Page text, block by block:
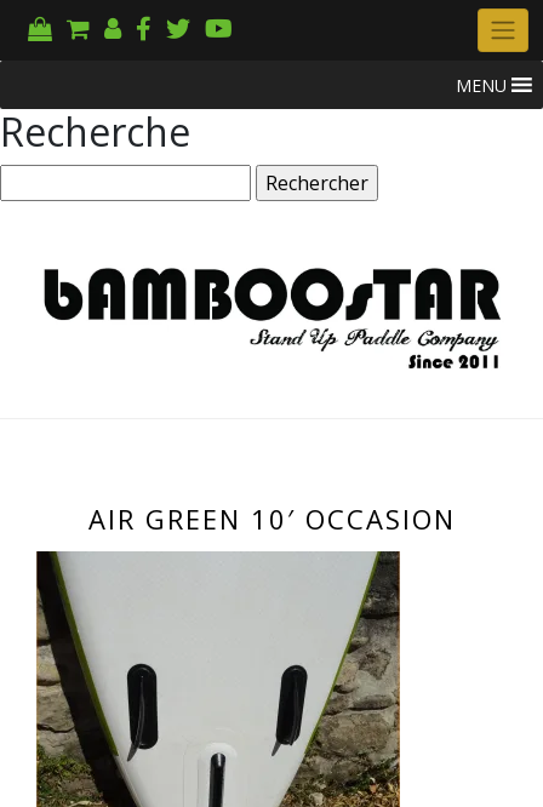
MENU
Recherche
AIR GREEN 10′ OCCASION